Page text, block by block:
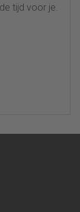
tijd voor je.